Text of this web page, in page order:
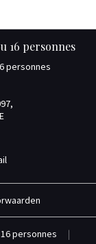
16 personnes
personnes
personnes
|